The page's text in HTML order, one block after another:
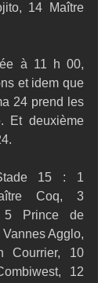
14 Maître
à 11 h 00,
et idem que
24 prend les
Et deuxième
15 : 1
Coq, 3
5 Prince de
Agglo,
Courrier, 10
12